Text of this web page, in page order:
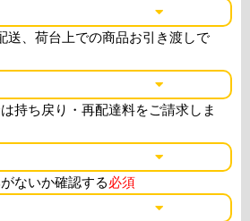
送、荷台上での商品お引き渡しで
持ち戻り・再配達料をご請求しま
ないか確認する必須